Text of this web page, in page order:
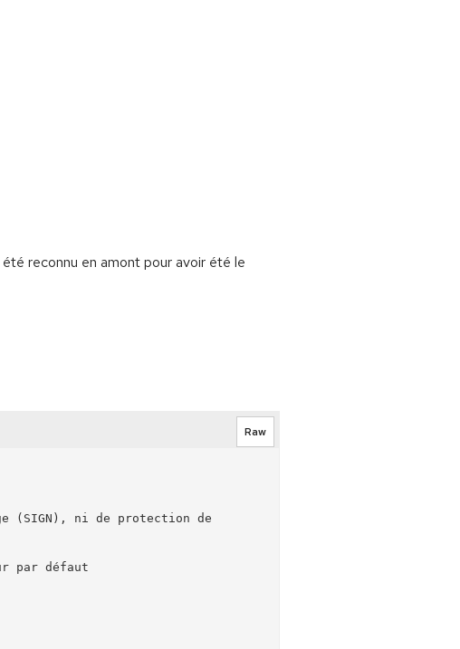
reconnu en amont pour avoir été le
Raw
(SIGN), ni de protection de
par défaut